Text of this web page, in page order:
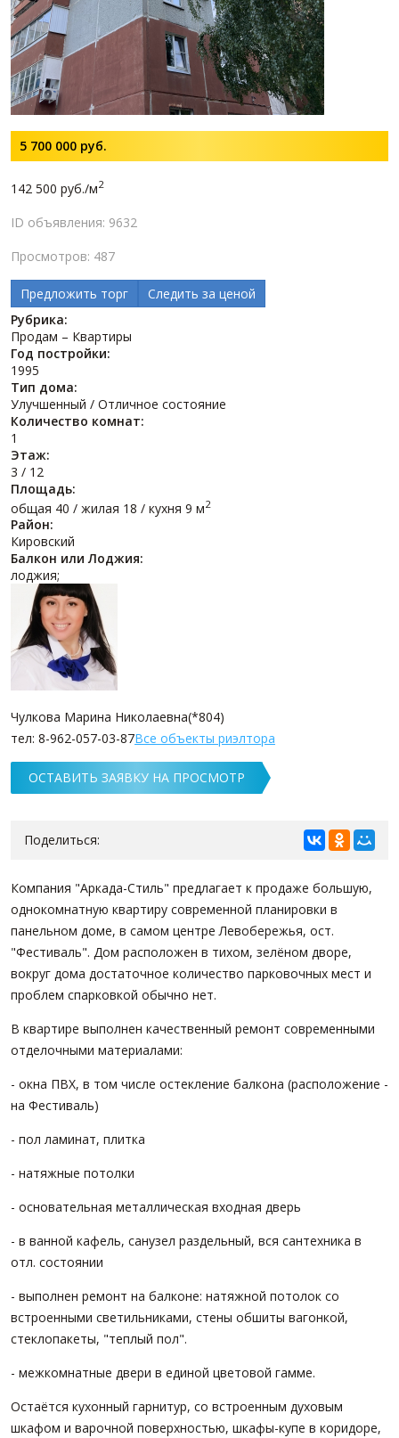
5 700 000 руб.
142 500 руб./м2
ID объявления: 9632
Просмотров: 487
Предложить торг
Следить за ценой
Рубрика:
Продам – Квартиры
Год постройки:
1995
Тип дома:
Улучшенный / Отличное состояние
Количество комнат:
1
Этаж:
3 / 12
Площадь:
общая 40 / жилая 18 / кухня 9 м2
Район:
Кировский
Балкон или Лоджия:
лоджия;
Чулкова Марина Николаевна(*804)
тел: 8-962-057-03-87Все объекты риэлтора
ОСТАВИТЬ ЗАЯВКУ НА ПРОСМОТР
Поделиться:
Компания "Аркада-Стиль" предлагает к продаже большую,
однокомнатную квартиру современной планировки в
панельном доме, в самом центре Левобережья, ост.
"Фестиваль". Дом расположен в тихом, зелёном дворе,
вокруг дома достаточное количество парковочных мест и
проблем спарковкой обычно нет.
В квартире выполнен качественный ремонт современными
отделочными материалами:
- окна ПВХ, в том числе остекление балкона (расположение -
на Фестиваль)
- пол ламинат, плитка
- натяжные потолки
- основательная металлическая входная дверь
- в ванной кафель, санузел раздельный, вся сантехника в
отл. состоянии
- выполнен ремонт на балконе: натяжной потолок со
встроенными светильниками, стены обшиты вагонкой,
стеклопакеты, "теплый пол".
- межкомнатные двери в единой цветовой гамме.
Остаётся кухонный гарнитур, со встроенным духовым
шкафом и варочной поверхностью, шкафы-купе в коридоре,